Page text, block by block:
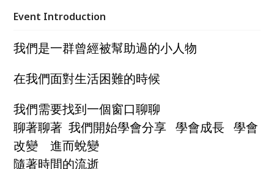
Event Introduction
我們是一群曾經被幫助過的小人物
在我們面對生活困難的時候
我們需要找到一個窗口聊聊
聊著聊著 我們開始學會分享 學會成長 學會
改變 進而蛻變
隨著時間的流逝